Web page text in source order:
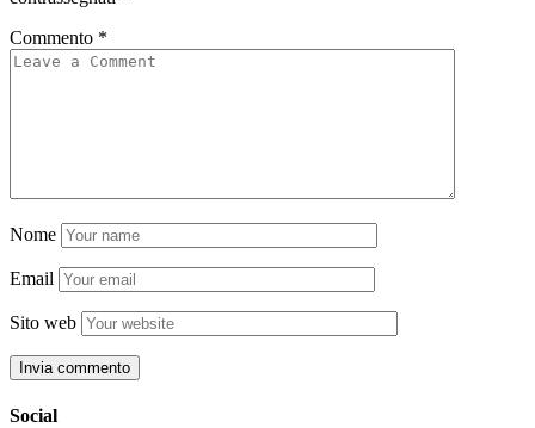
Commento *
Nome
Email
Sito web
Social